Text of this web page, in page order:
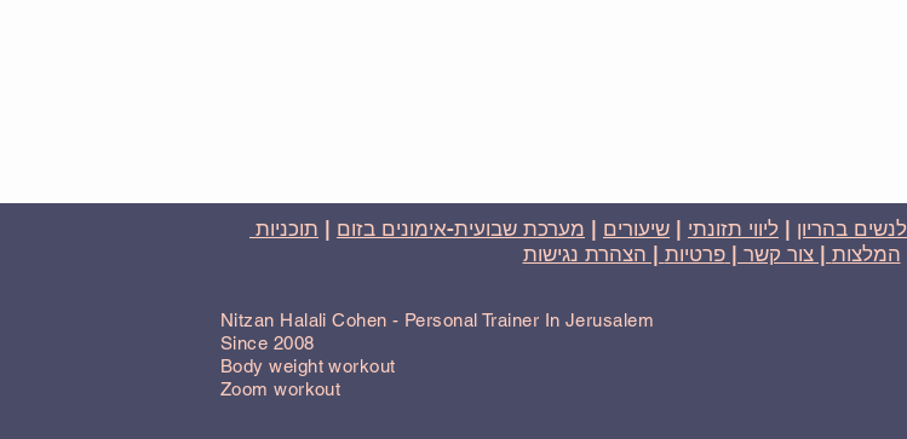
בהריון ליווי תזונתי שיעורים מערכת שבועית-אימונים בזום
תוכניות
המלצות | צור קשר |פרטיות | הצהרת נגישות
Nitzan Halali Cohen - Personal Trainer In Jerusalem
Since 2008
Body weight workout
Zoom workout